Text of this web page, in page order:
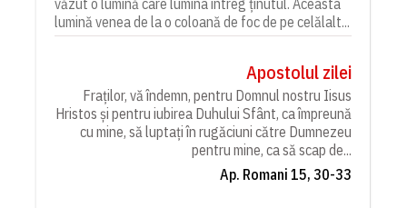
văzut o lumină care lumina întreg ținutul. Aceasta
lumină venea de la o coloană de foc de pe celălalt...
Apostolul zilei
Fraților, vă îndemn, pentru Domnul nostru Iisus
Hristos și pentru iubirea Duhului Sfânt, ca împreună
cu mine, să luptați în rugăciuni către Dumnezeu
pentru mine, ca să scap de...
Ap. Romani 15, 30-33